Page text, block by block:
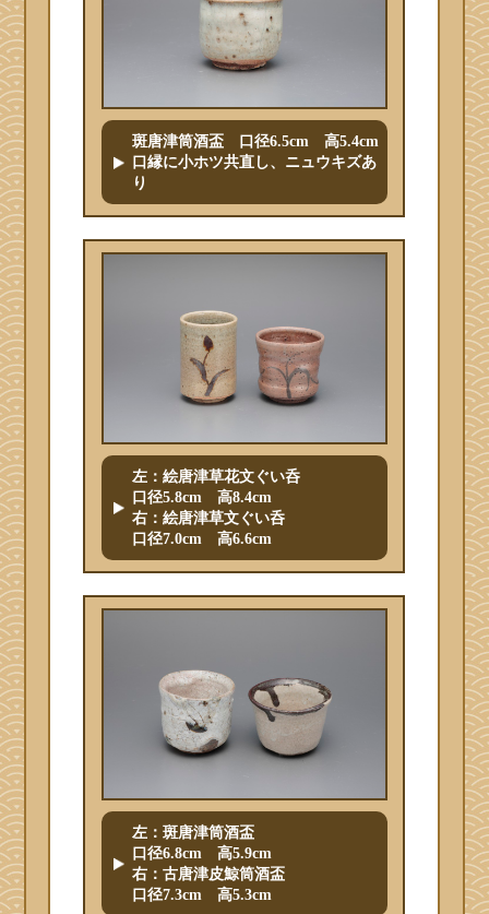
斑唐津筒酒盃 口径6.5cm 高5.4cm
口縁に小ホツ共直し、ニュウキズあ
り
左：絵唐津草花文ぐい呑
口径5.8cm 高8.4cm
右：絵唐津草文ぐい呑
口径7.0cm 高6.6cm
左：斑唐津筒酒盃
口径6.8cm 高5.9cm
右：古唐津皮鯨筒酒盃
口径7.3cm 高5.3cm